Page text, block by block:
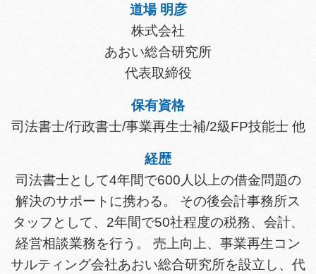
道場 明彦
株式会社
あおい総合研究所
代表取締役
保有資格
司法書士/行政書士/事業再生士補/2級FP技能士 他
経歴
司法書士として4年間で600人以上の借金問題の
解決のサポートに携わる。 その後会計事務所ス
タッフとして、2年間で50社程度の税務、会計、
経営相談業務を行う。 売上向上、事業再生コン
サルティング会社あおい総合研究所を設立し、代